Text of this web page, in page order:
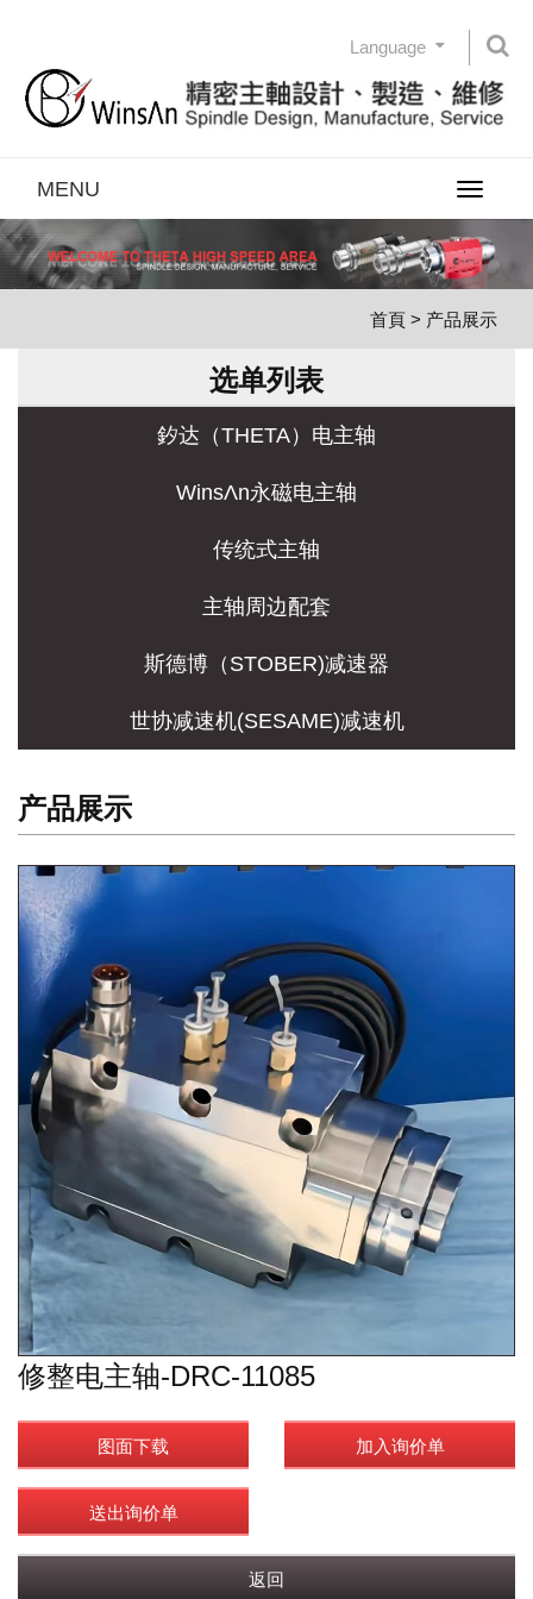
Language
Toggle
MENU
首頁 > 产品展示
选单列表
釸达（THETA）电主轴
WinsΛn永磁电主轴
传统式主轴
主轴周边配套
斯德博（STOBER)减速器
世协减速机(SESAME)减速机
产品展示
修整电主轴-DRC-11085
图面下载 加入询价单
送出询价单
返回